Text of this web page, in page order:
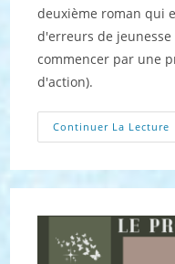
deuxième roman qui
d'erreurs de
commencer par une
d'action).
Continuer La Lecture